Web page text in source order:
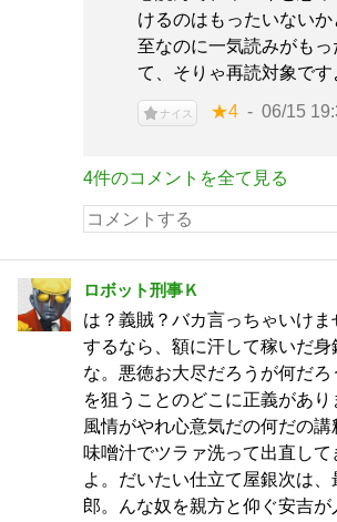
けるのはもったいない
至なのに一気読みがもっ
て、そりゃ再読対象です
ナイス ★4 06/15
4件のコメントを全て見る
ロボット刑事Ｋ
は？義賊？バカ言っちゃいけま
するなら、額に汗して稼いだ身
な。悪徳お大尽だろうが何だ
を狙うことのどこに正義があり
風情がやれ心意気だの何だの講
味噌汁でツラァ洗って出直して
よ。だいたい仕立て屋銀次は
郎。んな奴を親方と仰ぐ安吉